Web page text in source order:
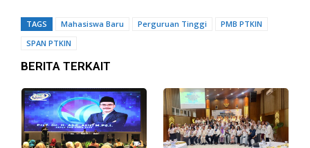
TAGS Mahasiswa Baru Perguruan Tinggi
PMB PTKIN
SPAN PTKIN
BERITA TERKAIT